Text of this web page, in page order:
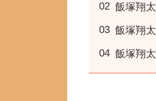
飯塚翔
飯塚翔
飯塚翔